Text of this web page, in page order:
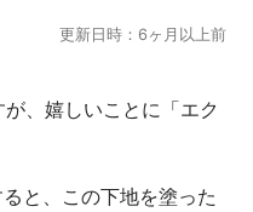
更新日時：6ヶ月以上前
、嬉しいことに「エク
と、この下地を塗った